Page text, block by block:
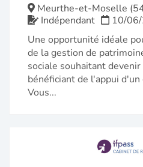
Meurthe-et-Moselle
Indépendant
10/
Une opportunité idéale
de la gestion de
sociale souhaitant
bénéficiant de l'appui
Vous...